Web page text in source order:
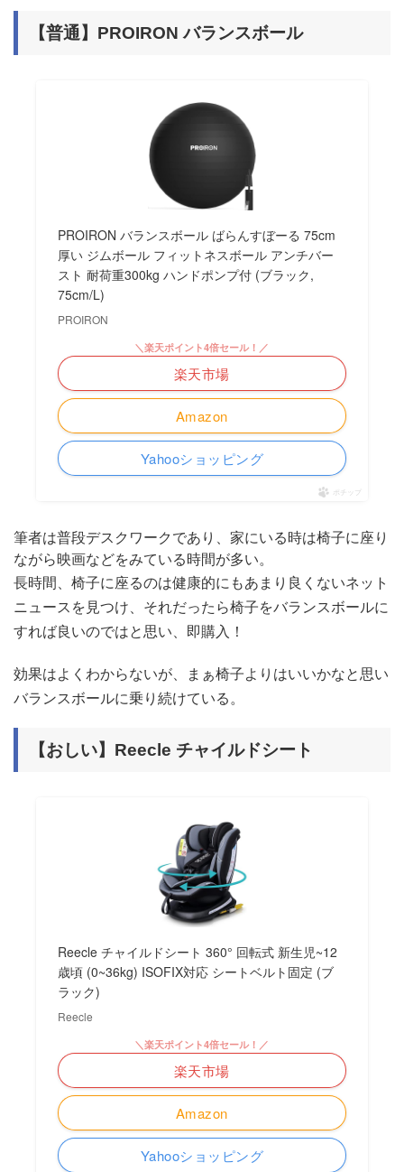
【普通】PROIRON バランスボール
PROIRON バランスボール ばらんすぼーる 75cm
厚い ジムボール フィットネスボール アンチバー
スト 耐荷重300kg ハンドポンプ付 (ブラック,
75cm/L)
PROIRON
Amazon
＼楽天ポイント4倍セール！／
楽天市場
Yahooショッピング
ポチップ
筆者は普段デスクワークであり、家にいる時は椅子に座り
ながら映画などをみている時間が多い。
長時間、椅子に座るのは健康的にもあまり良くないネット
ニュースを見つけ、それだったら椅子をバランスボールに
すれば良いのではと思い、即購入！
効果はよくわからないが、まぁ椅子よりはいいかなと思い
バランスボールに乗り続けている。
【おしい】Reecle チャイルドシート
Reecle チャイルドシート 360° 回転式 新生児~12
歳頃 (0~36kg) ISOFIX対応 シートベルト固定 (ブ
ラック)
Reecle
Amazon
＼楽天ポイント4倍セール！／
楽天市場
Yahooショッピング